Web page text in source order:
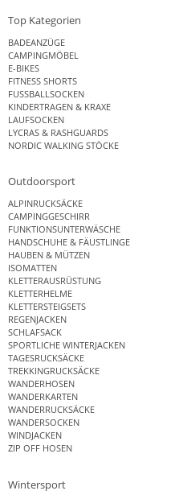
Top Kategorien
BADEANZÜGE
CAMPINGMÖBEL
E-BIKES
FITNESS SHORTS
FUSSBALLSOCKEN
KINDERTRAGEN & KRAXE
LAUFSOCKEN
LYCRAS & RASHGUARDS
NORDIC WALKING STÖCKE
Outdoorsport
ALPINRUCKSÄCKE
CAMPINGGESCHIRR
FUNKTIONSUNTERWÄSCHE
HANDSCHUHE & FÄUSTLINGE
HAUBEN & MÜTZEN
ISOMATTEN
KLETTERAUSRÜSTUNG
KLETTERHELME
KLETTERSTEIGSETS
REGENJACKEN
SCHLAFSACK
SPORTLICHE WINTERJACKEN
TAGESRUCKSÄCKE
TREKKINGRUCKSÄCKE
WANDERHOSEN
WANDERKARTEN
WANDERRUCKSÄCKE
WANDERSOCKEN
WINDJACKEN
ZIP OFF HOSEN
Wintersport